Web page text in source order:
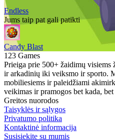
Endless
Jums taip pat gali patikti
Candy Blast
123 Games
Prieiga prie 500+ žaidimų
ir arkadinių iki veiksmo ir sporto.
mobiliesiems ir paleidžiami
veikimas ir pramogos bet kada,
Greitos nuorodos
Taisyklės ir sąlygos
Privatumo politika
Kontaktinė informacija
Susisiekite su mumis